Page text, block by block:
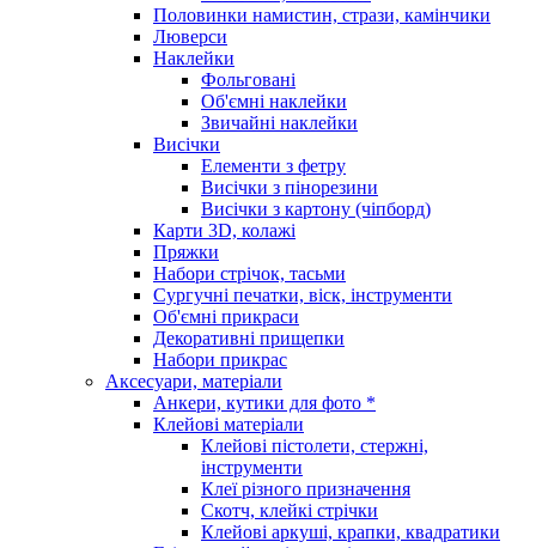
Половинки намистин, стрази, камінчики
Люверси
Наклейки
Фольговані
Об'ємні наклейки
Звичайні наклейки
Висічки
Елементи з фетру
Висічки з пінорезини
Висічки з картону (чіпборд)
Карти 3D, колажі
Пряжки
Набори стрічок, тасьми
Сургучні печатки, віск, інструменти
Об'ємні прикраси
Декоративні прищепки
Набори прикрас
Аксесуари, матеріали
Анкери, кутики для фото *
Клейові матеріали
Клейові пістолети, стержні,
інструменти
Клеї різного призначення
Скотч, клейкі стрічки
Клейові аркуші, крапки, квадратики